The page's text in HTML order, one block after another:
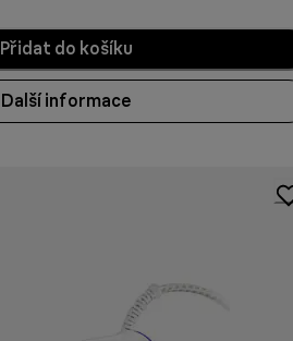
Přidat do košíku
Další informace